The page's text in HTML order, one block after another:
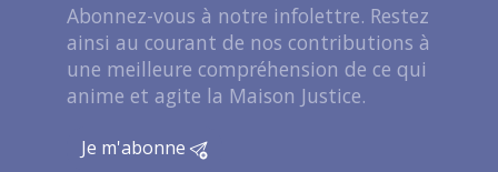
Abonnez-vous à notre infolettre. Restez
ainsi au courant de nos contributions à
une meilleure compréhension de ce qui
anime et agite la Maison Justice.
Je m'abonne